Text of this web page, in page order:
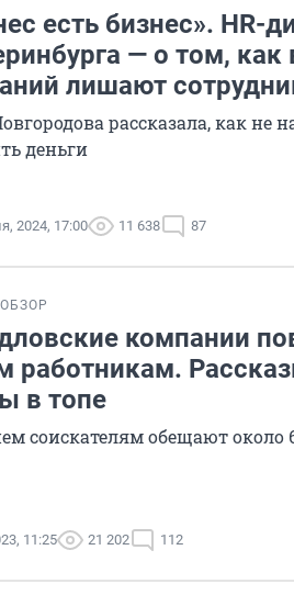
есть бизнес». HR-
— о том,
лишают
рассказала, как не
деньги
2024, 17:00 11 638 87
ОБЗОР
компании
работникам.
в топе
соискателям обещают около
11:25 21 202 112